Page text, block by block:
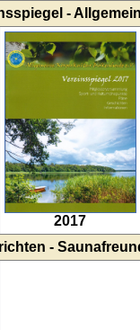
-
2017
-